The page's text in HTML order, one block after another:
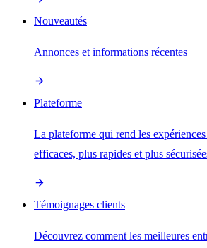
Nouveautés
Annonces et informations récentes
Plateforme
La plateforme qui rend les
efficaces, plus rapides et plus
Témoignages clients
Découvrez comment les meilleures